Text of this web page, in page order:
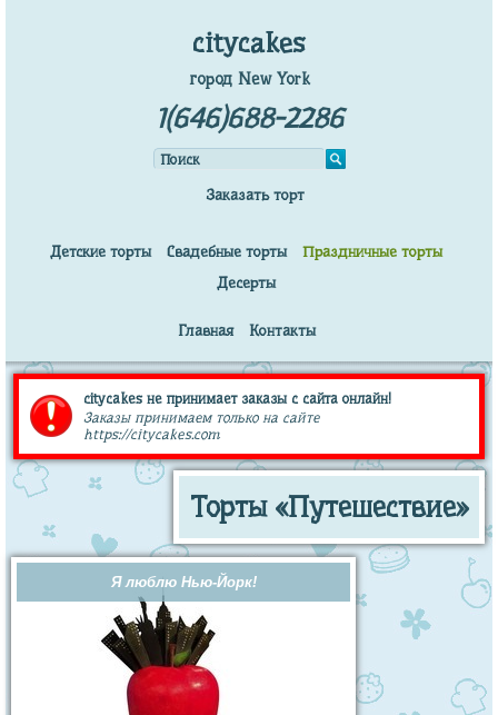
citycakes
город New York
1(646)688-2286
Заказать торт
Детские торты Свадебные торты
Праздничные торты
Десерты
Главная Контакты
citycakes не принимает заказы с сайта онлайн!
Заказы принимаем только на сайте
https://citycakes.com
Торты «Путешествие»
Я люблю Нью-Йорк!